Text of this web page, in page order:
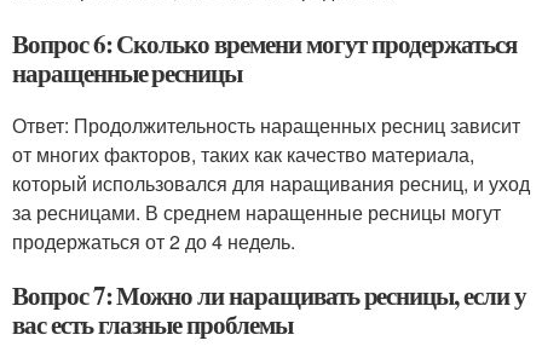
Вопрос 6: Сколько времени могут продержаться
наращенные ресницы
Ответ: Продолжительность наращенных ресниц зависит
от многих факторов, таких как качество материала,
который использовался для наращивания ресниц, и уход
за ресницами. В среднем наращенные ресницы могут
продержаться от 2 до 4 недель.
Вопрос 7: Можно ли наращивать ресницы, если у
вас есть глазные проблемы